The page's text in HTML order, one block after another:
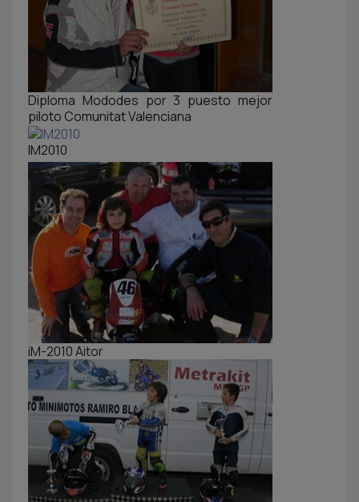
Diploma Mododes por 3 puesto mejor
piloto Comunitat Valenciana
IM2010
iM-2010 Aitor